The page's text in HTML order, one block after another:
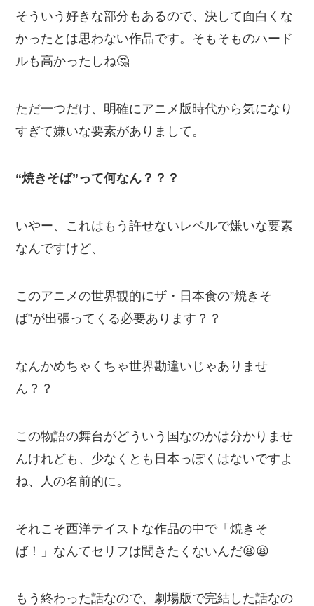
そういう好きな部分もあるので、決して面白くな
かったとは思わない作品です。そもそものハード
ルも高かったしね🤔
ただ一つだけ、明確にアニメ版時代から気になり
すぎて嫌いな要素がありまして。
“焼きそば”って何なん？？？
いやー、これはもう許せないレベルで嫌いな要素
なんですけど、
このアニメの世界観的にザ・日本食の”焼きそ
ば”が出張ってくる必要あります？？
なんかめちゃくちゃ世界勘違いじゃありませ
ん？？
この物語の舞台がどういう国なのかは分かりませ
んけれども、少なくとも日本っぽくはないですよ
ね、人の名前的に。
それこそ西洋テイストな作品の中で「焼きそ
ば！」なんてセリフは聞きたくないんだ😫😫
もう終わった話なので、劇場版で完結した話なの